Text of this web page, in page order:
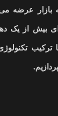
عرضه
بیش از